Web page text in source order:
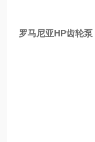
罗马尼亚HP齿轮泵